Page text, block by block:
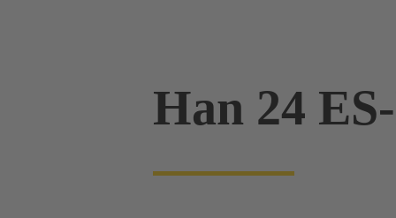
Han 24